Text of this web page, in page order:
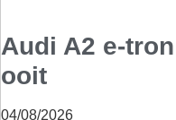
Audi A2 e-
ooit
04/08/2026